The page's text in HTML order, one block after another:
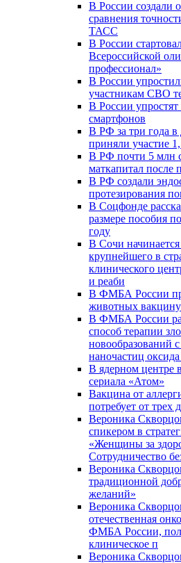
В России создали
сравнения
ТАСС
В России
Всероссийской
профессионал»
В России
участникам СВО
В России
смартфонов
В РФ за три года в
приняли участие
В РФ почти 5 млн
маткапитал после
В РФ создали
протезирования
В Соцфонде
размере пособия
году
В Сочи начинается
крупнейшего в
клинического
и реаби
В ФМБА России
животных
В ФМБА России
способ терапии
новообразований
наночастиц
В ядерном центре
сериала «Атом»
Вакцина от
потребует от
Вероника
спикером в
«Женщины за
Сотрудничество
Вероника
традиционной
желаний»
Вероника
отечественная
ФМБА России,
клиническое п
Вероника